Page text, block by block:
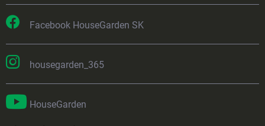
Facebook HouseGarden SK
housegarden_365
HouseGarden